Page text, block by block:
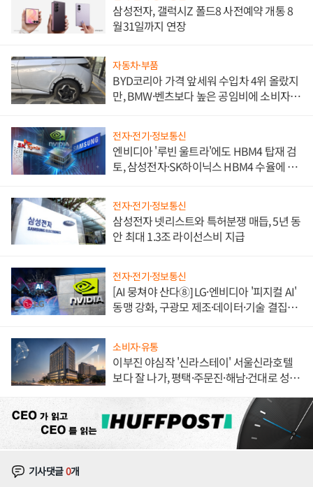
삼성전자, 갤럭시Z 폴드8 사전예약 개통 8
월31일까지 연장
자동차·부품
BYD코리아 가격 앞세워 수입차 4위 올랐지
만, BMW·벤츠보다 높은 공임비에 소비자
전자·전기·정보통신
엔비디아 '루빈 울트라'에도 HBM4 탑재 검
토, 삼성전자·SK하이닉스 HBM4 수율에 주
전자·전기·정보통신
삼성전자 넷리스트와 특허분쟁 매듭, 5년 동
안 최대 1.3조 라이선스비 지급
전자·전기·정보통신
[AI 뭉쳐야 산다⑧] LG·엔비디아 '피지컬 AI'
동맹 강화, 구광모 제조·데이터·기술 결집
소비자·유통
이부진 야심작 '신라스테이' 서울신라호텔
보다 잘 나가, 평택·주문진·해남·건대로 성
기사댓글0개